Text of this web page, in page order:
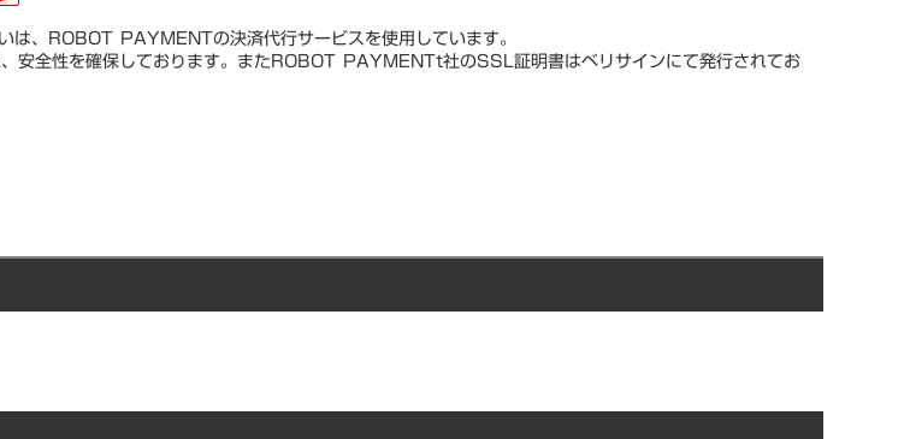
は、ROBOT PAYMENTの決済代行サービスを使用しています。
安全性を確保しております。またROBOT PAYMENTt社のSSL証明書はベリサインにて発行されてお